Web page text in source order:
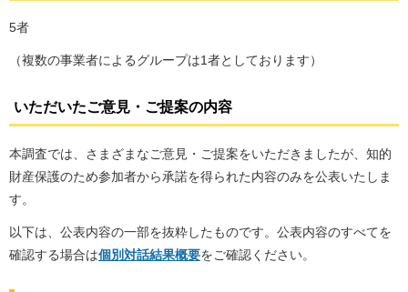
5者
（複数の事業者によるグループは1者としております）
いただいたご意見・ご提案の内容
本調査では、さまざまなご意見・ご提案をいただきましたが、知的
財産保護のため参加者から承諾を得られた内容のみを公表いたしま
す。
以下は、公表内容の一部を抜粋したものです。公表内容のすべてを
確認する場合は個別対話結果概要をご確認ください。